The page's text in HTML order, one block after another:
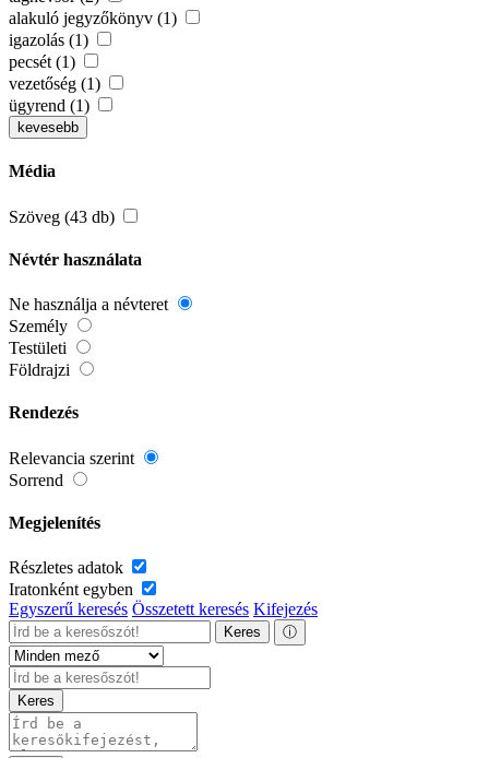
alakuló jegyzőkönyv (1)
igazolás (1)
pecsét (1)
vezetőség (1)
ügyrend (1)
kevesebb
Média
Szöveg (43 db)
Névtér használata
Ne használja a névteret
Személy
Testületi
Földrajzi
Rendezés
Relevancia szerint
Sorrend
Megjelenítés
Részletes adatok
Iratonként egyben
Egyszerű keresés Összetett keresés Kifejezés
Keres ⓘ
Keres